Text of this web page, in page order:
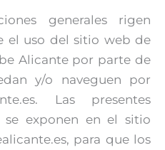
generales rigen
el uso del sitio web de
Alicante por parte de
y/o naveguen por
Las presentes
se exponen en el sitio
para que los